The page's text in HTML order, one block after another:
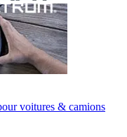
voitures & camions